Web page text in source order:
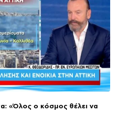
«Όλος ο κόσμος θέλει να